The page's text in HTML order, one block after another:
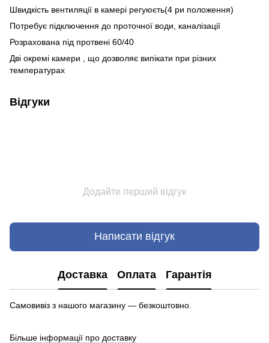
Швидкість вентиляції в камері регуюєть(4 ри положення)
Потребує підключення до проточної води, каналізації
Розрахована під протвені 60/40
Дві окремі камери , що дозволяє випікати при різних
температурах
Відгуки
Додайте перший відгук
Написати відгук
Доставка Оплата Гарантія
Самовивіз з нашого магазину — безкоштовно.
Більше інформації про доставку